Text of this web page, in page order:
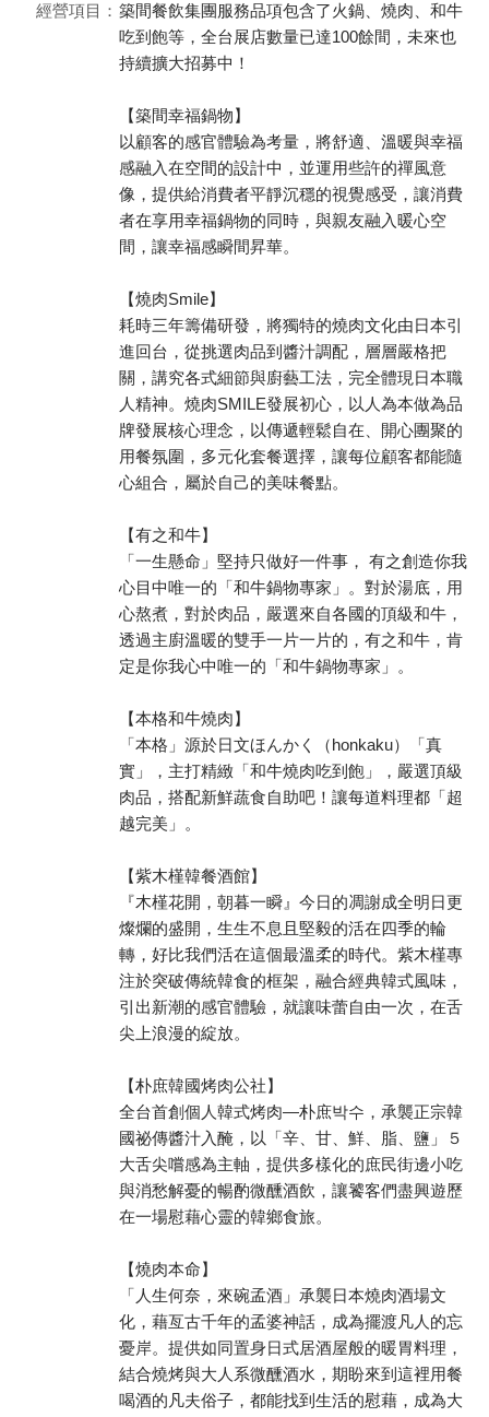
經營項目： 築間餐飲集團服務品項包含了火鍋、燒肉、和牛
吃到飽等，全台展店數量已達100餘間，未來也
持續擴大招募中！
【築間幸福鍋物】
以顧客的感官體驗為考量，將舒適、溫暖與幸福
感融入在空間的設計中，並運用些許的禪風意
像，提供給消費者平靜沉穩的視覺感受，讓消費
者在享用幸福鍋物的同時，與親友融入暖心空
間，讓幸福感瞬間昇華。
【燒肉Smile】
耗時三年籌備研發，將獨特的燒肉文化由日本引
進回台，從挑選肉品到醬汁調配，層層嚴格把
關，講究各式細節與廚藝工法，完全體現日本職
人精神。燒肉SMILE發展初心，以人為本做為品
牌發展核心理念，以傳遞輕鬆自在、開心團聚的
用餐氛圍，多元化套餐選擇，讓每位顧客都能隨
心組合，屬於自己的美味餐點。
【有之和牛】
「一生懸命」堅持只做好一件事， 有之創造你我
心目中唯一的「和牛鍋物專家」。對於湯底，用
心熬煮，對於肉品，嚴選來自各國的頂級和牛，
透過主廚溫暖的雙手一片一片的，有之和牛，肯
定是你我心中唯一的「和牛鍋物專家」。
【本格和牛燒肉】
「本格」源於日文ほんかく（honkaku）「真
實」，主打精緻「和牛燒肉吃到飽」，嚴選頂級
肉品，搭配新鮮蔬食自助吧！讓每道料理都「超
越完美」。
【紫木槿韓餐酒館】
『木槿花開，朝暮一瞬』今日的凋謝成全明日更
燦爛的盛開，生生不息且堅毅的活在四季的輪
轉，好比我們活在這個最溫柔的時代。紫木槿專
注於突破傳統韓食的框架，融合經典韓式風味，
引出新潮的感官體驗，就讓味蕾自由一次，在舌
尖上浪漫的綻放。
【朴庶韓國烤肉公社】
全台首創個人韓式烤肉—朴庶박수，承襲正宗韓
國祕傳醬汁入醃，以「辛、甘、鮮、脂、鹽」５
大舌尖嚐感為主軸，提供多樣化的庶民街邊小吃
與消愁解憂的暢酌微醺酒飲，讓饕客們盡興遊歷
在一場慰藉心靈的韓鄉食旅。
【燒肉本命】
「人生何奈，來碗孟酒」承襲日本燒肉酒場文
化，藉亙古千年的孟婆神話，成為擺渡凡人的忘
憂岸。提供如同置身日式居酒屋般的暖胃料理，
結合燒烤與大人系微醺酒水，期盼來到這裡用餐
喝酒的凡夫俗子，都能找到生活的慰藉，成為大